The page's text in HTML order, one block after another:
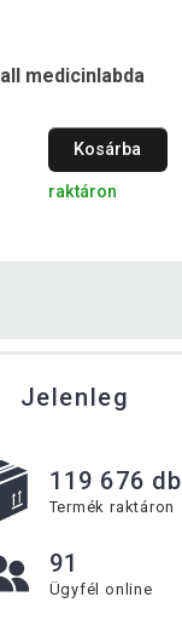
medicinlabda
Kosárba
raktáron
Jelenleg
119 676 db
Termék raktáron
91
Ügyfél online